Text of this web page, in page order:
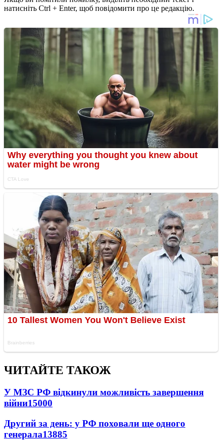
натисніть Ctrl + Enter, щоб повідомити про це редакцію.
ЧИТАЙТЕ ТАКОЖ
У МЗС РФ відкинули можливість завершення
війни15000
Другий за день: у РФ поховали ще одного
генерала13885